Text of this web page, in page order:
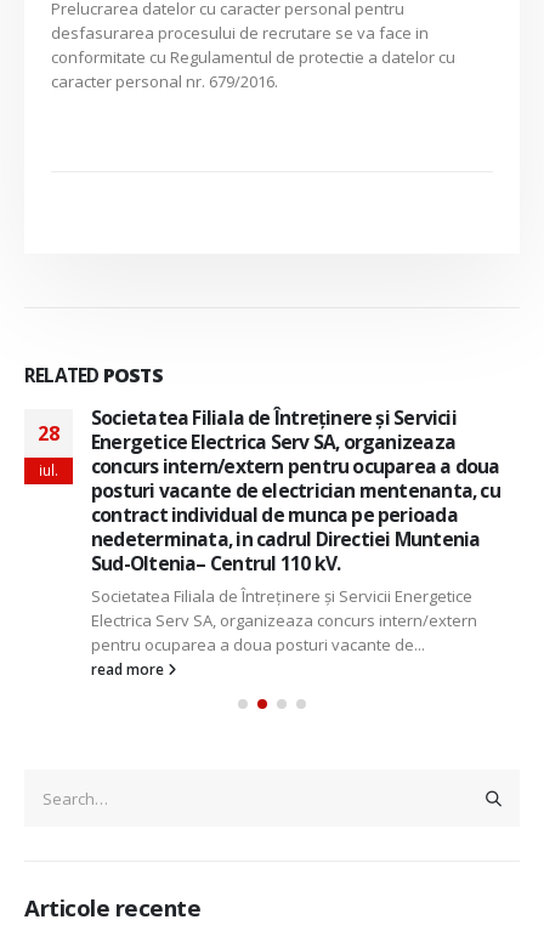
Prelucrarea datelor cu caracter personal pentru
desfasurarea procesului de recrutare se va face in
conformitate cu Regulamentul de protectie a datelor cu
caracter personal nr. 679/2016.
RELATED POSTS
28
iul.
Societatea Filiala de Întreţinere şi Servicii
Energetice Electrica Serv SA, organizeaza
concurs intern/extern pentru ocuparea a doua
posturi vacante de electrician mentenanta, cu
contract individual de munca pe perioada
nedeterminata, in cadrul Directiei Muntenia
Sud-Oltenia– Centrul 110 kV.
Societatea Filiala de Întreţinere şi Servicii Energetice
Electrica Serv SA, organizeaza concurs intern/extern
pentru ocuparea a doua posturi vacante de...
read more
Articole recente